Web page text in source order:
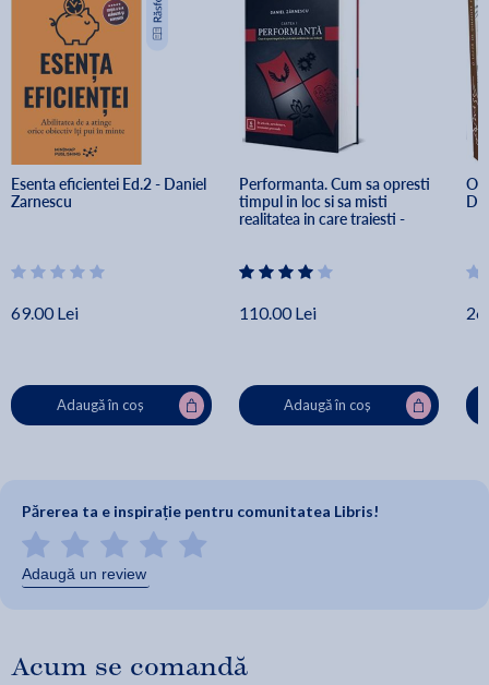
Esenta eficientei Ed.2 - Daniel
Zarnescu
69.00 Lei
Adaugă în coș
Performanta. Cum sa opresti
timpul in loc si sa misti
realitatea in care traiesti -
110.00 Lei
Adaugă în coș
O
Părerea ta e inspirație pentru comunitatea Libris!
Adaugă un review
Acum se comandă